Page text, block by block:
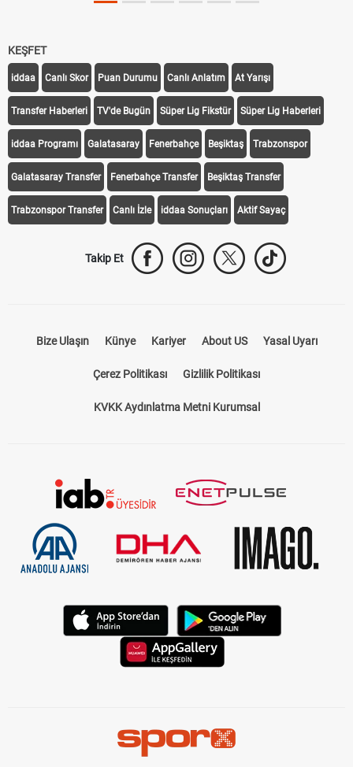
KEŞFET
iddaa Canlı Skor Puan Durumu Canlı Anlatım At Yarışı
Transfer Haberleri TV'de Bugün Süper Lig Fikstür Süper Lig Haberleri
iddaa Programı Galatasaray Fenerbahçe Beşiktaş Trabzonspor
Galatasaray Transfer Fenerbahçe Transfer Beşiktaş Transfer
Trabzonspor Transfer Canlı İzle iddaa Sonuçları Aktif Sayaç
Takip Et
Bize Ulaşın Künye Kariyer About US Yasal Uyarı
Çerez Politikası Gizlilik Politikası
KVKK Aydınlatma Metni Kurumsal